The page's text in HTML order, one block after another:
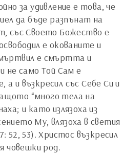
за удивление е това, че
да бъде разпънат на
със Своето Божество е
е окованите и
е смъртта и
не само Той Сам е
и възкресил със Себе Си и
“много тела на
и като излязоха из
Му, влязоха в светия
52, 53). Христос възкресил
човешки род.